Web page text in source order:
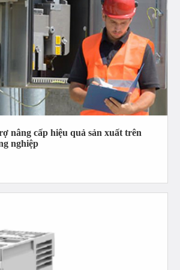
nâng cấp hiệu quả sản xuất trên
nghiệp